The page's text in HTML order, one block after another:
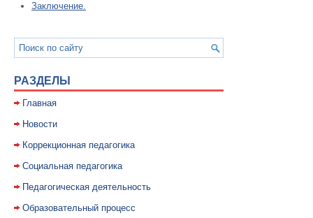
Заключение.
РАЗДЕЛЫ
Главная
Новости
Коррекционная педагогика
Социальная педагогика
Педагогическая деятельность
Образовательный процесс